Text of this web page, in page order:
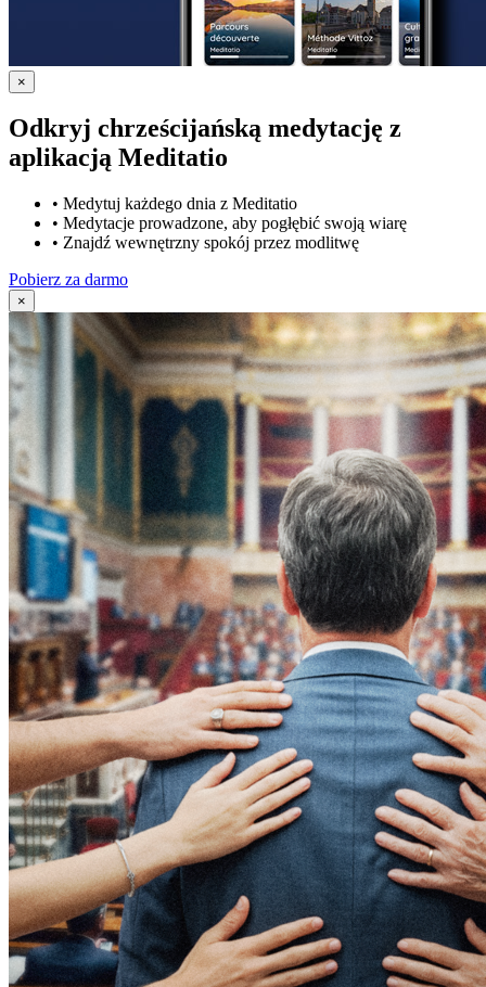
×
Odkryj chrześcijańską medytację z
aplikacją Meditatio
• Medytuj każdego dnia z Meditatio
• Medytacje prowadzone, aby pogłębić swoją wiarę
• Znajdź wewnętrzny spokój przez modlitwę
Pobierz za darmo
×